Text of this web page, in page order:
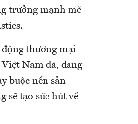
trưởng mạnh mẽ
thương mại
Nam đã, đang
buộc nền sản
sẽ tạo sức hút về